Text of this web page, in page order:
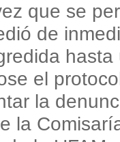
que se
de
el
la
la